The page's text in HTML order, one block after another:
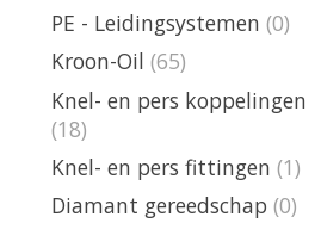
PE - Leidingsystemen (0)
Kroon-Oil (65)
Knel- en pers koppelingen
(18)
Knel- en pers fittingen (1)
Diamant gereedschap (0)